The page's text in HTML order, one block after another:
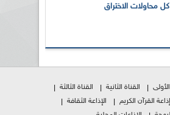
كل محاولات الاختراق
القناة الثانية
القناة الثالثة
إذاعة القرآن الكريم
الإذاعة الثقافة